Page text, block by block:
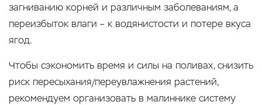
загниванию корней и различным заболеваниям, а
переизбыток влаги – к водянистости и потере вкуса
ягод.
Чтобы сэкономить время и силы на поливах, снизить
риск пересыхания/переувлажнения растений,
рекомендуем организовать в малиннике систему